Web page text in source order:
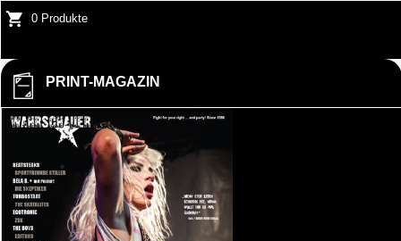
0 Produkte
PRINT-MAGAZIN